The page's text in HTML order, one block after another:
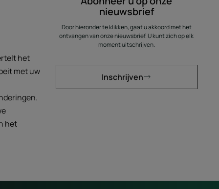
Uw diagnose
Analyseer uw haar en krijg gepersonaliseerde aanbevelingen.
nieuwsbrief
Door hieronder te klikken, gaat u akkoord met het
ontvangen van onze nieuwsbrief. U kunt zich op elk
moment uitschrijven.
Inschrijven
het
met uw
het